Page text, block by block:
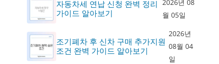
자동차세 연납 신청 완벽 정리
가이드 알아보기
2026년 08
월 05일
조기폐차 후 신차 구매 추가지원
조건 완벽 가이드 알아보기
2026년
08월 04
일